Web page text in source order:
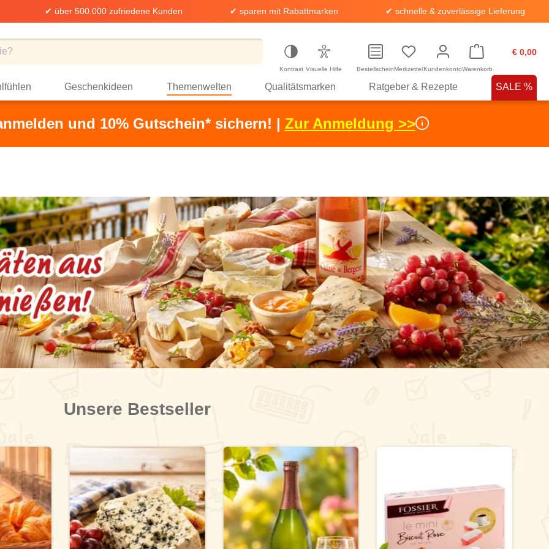
✔ über 500.000 zufriedene Kunden ✔ sparen mit Rabattmarken ✔ schnelle & zuverlässige Lieferung
Kontrast Visuelle Hilfe BestellscheinMerkzettelKundenkonto
€ 0,00
Warenkorb
Geschenkideen Themenwelten Qualitätsmarken Ratgeber & Rezepte SALE %
und 10% Gutschein* sichern! | Zur Anmeldung >>
Unsere Bestseller